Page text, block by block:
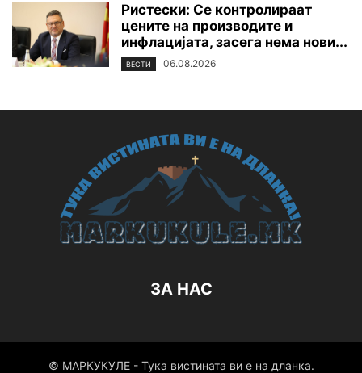
Ристески: Се контролираат
цените на производите и
инфлацијата, засега нема нови...
ВЕСТИ 06.08.2026
ЗА НАС
© МАРКУКУЛЕ - Тука вистината ви е на дланка.